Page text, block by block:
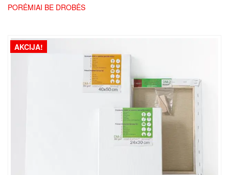
PORĖMIAI BE DROBĖS
AKCIJA!